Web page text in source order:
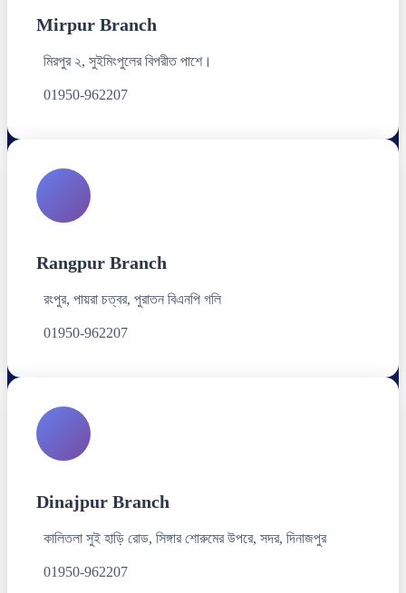
Mirpur Branch
মিরপুর ২, সুইমিংপুলের বিপরীত পাশে।
01950-962207
Rangpur Branch
রংপুর, পায়রা চত্বর, পুরাতন বিএনপি গলি
01950-962207
Dinajpur Branch
কালিতলা সুই হাড়ি রোড, সিঙ্গার শোরুমের উপরে, সদর, দিনাজপুর
01950-962207